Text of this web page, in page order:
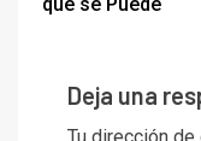
Deja una
Tu dirección